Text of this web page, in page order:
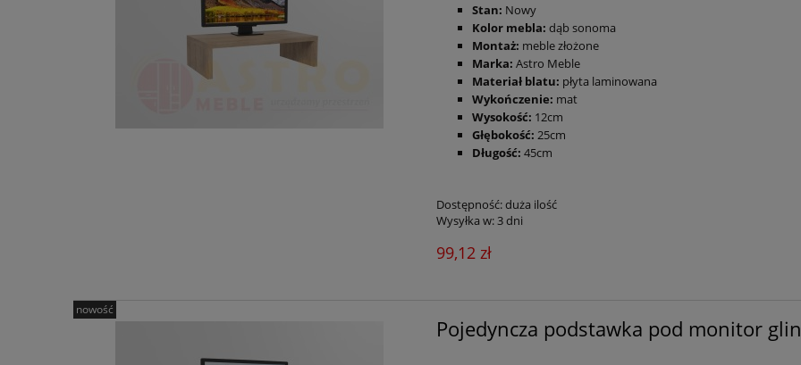
Stan: Nowy
Kolor mebla: dąb sonoma
Montaż: meble złożone
Marka: Astro Meble
Materiał blatu: płyta laminowana
Wykończenie: mat
Wysokość: 12cm
Głębokość: 25cm
Długość: 45cm
Dostępność:duża ilość
Wysyłka w: 3 dni
99,12 zł
Pojedyncza podstawka pod monitor
nowość